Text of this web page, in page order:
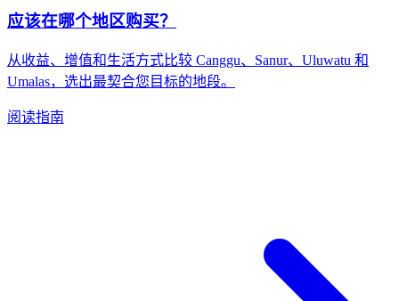
应该在哪个地区购买？
从收益、增值和生活方式比较 Canggu、Sanur、Uluwatu 和
Umalas，选出最契合您目标的地段。
阅读指南